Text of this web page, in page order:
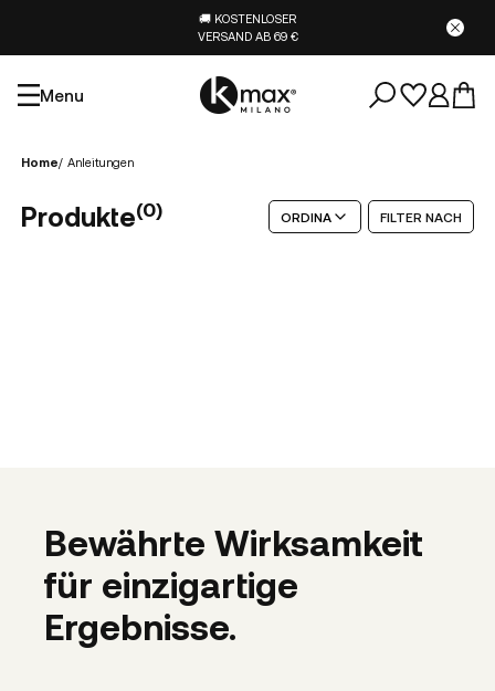
🚚 KOSTENLOSER
VERSAND AB 69 €
Menu
Home/ Anleitungen
Produkte(0) ORDINA FILTER NACH
Bewährte Wirksamkeit
für einzigartige
Ergebnisse.